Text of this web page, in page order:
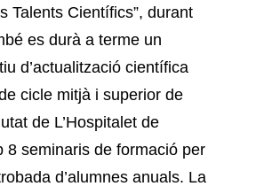
Talents Científics”, durant
es durà a terme un
d’actualització científica
cicle mitjà i superior de
de L’Hospitalet de
8 seminaris de formació per
d’alumnes anuals. La